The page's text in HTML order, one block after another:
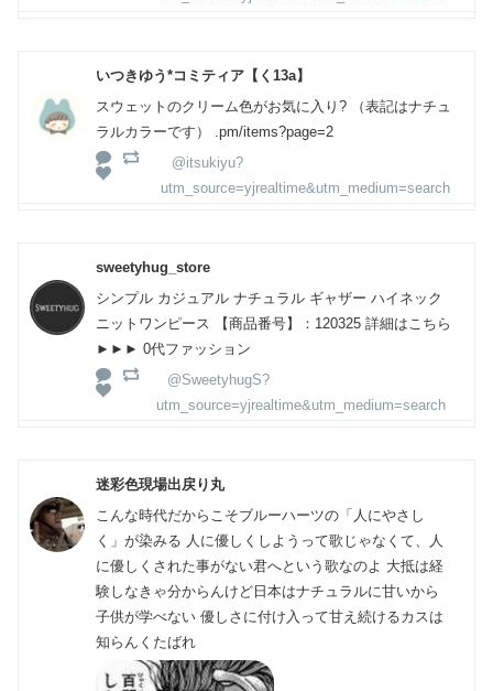
いつきゆう*コミティア【く13a】
スウェットのクリーム色がお気に入り? （表記はナチュ
ラルカラーです） .pm/items?page=2
@itsukiyu?
utm_source=yjrealtime&utm_medium=search
sweetyhug_store
シンプル カジュアル ナチュラル ギャザー ハイネック
ニットワンピース 【商品番号】：120325 詳細はこちら
►►► 0代ファッション
@SweetyhugS?
utm_source=yjrealtime&utm_medium=search
迷彩色現場出戻り丸
こんな時代だからこそブルーハーツの「人にやさし
く」が染みる 人に優しくしようって歌じゃなくて、人
に優しくされた事がない君へという歌なのよ 大抵は経
験しなきゃ分からんけど日本はナチュラルに甘いから
子供が学べない 優しさに付け入って甘え続けるカスは
知らんくたばれ